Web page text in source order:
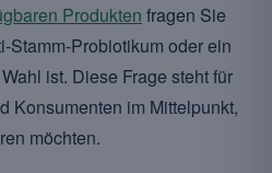
Produkten fragen Sie
Stamm-Probiotikum oder ein
ist. Diese Frage steht für
Konsumenten im Mittelpunkt,
möchten.